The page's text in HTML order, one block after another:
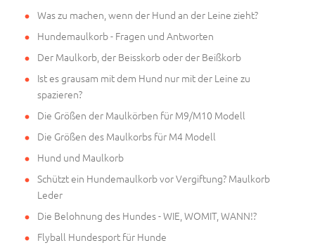
Was zu machen, wenn der Hund an der Leine zieht?
Hundemaulkorb - Fragen und Antworten
Der Maulkorb, der Beisskorb oder der Beißkorb
Ist es grausam mit dem Hund nur mit der Leine zu
spazieren?
Die Größen der Maulkörben für M9/M10 Modell
Die Größen des Maulkorbs für M4 Modell
Hund und Maulkorb
Schützt ein Hundemaulkorb vor Vergiftung? Maulkorb
Leder
Die Belohnung des Hundes - WIE, WOMIT, WANN!?
Flyball Hundesport für Hunde